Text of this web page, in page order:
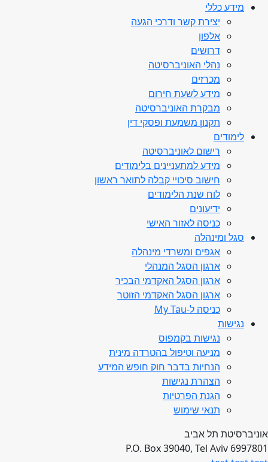
מידע כללי
יצירת קשר ודרכי הגעה
אלפון
דרושים
נהלי האוניברסיטה
מכרזים
מידע לשעת חירום
מבקרת האוניברסיטה
תקנון משמעת ופסקי דין
לימודים
רישום לאוניברסיטה
מידע למתעניינים בלימודים
חישוב סיכויי קבלה לתואר ראשון
לוח שנת הלימודים
ידיעונים
כניסה לאזור האישי
סגל ומינהלה
אגפים ומשרדי מינהלה
ארגון הסגל המנהלי
ארגון הסגל האקדמי הבכיר
ארגון הסגל האקדמי הזוטר
כניסה ל-My Tau
נגישות
נגישות בקמפוס
מניעה וטיפול בהטרדה מינית
הנחיות בדבר חוק חופש המידע
הצהרת נגישות
הגנת הפרטיות
תנאי שימוש
אוניברסיטת תל אביב
P.O. Box 39040, Tel Aviv 6997801